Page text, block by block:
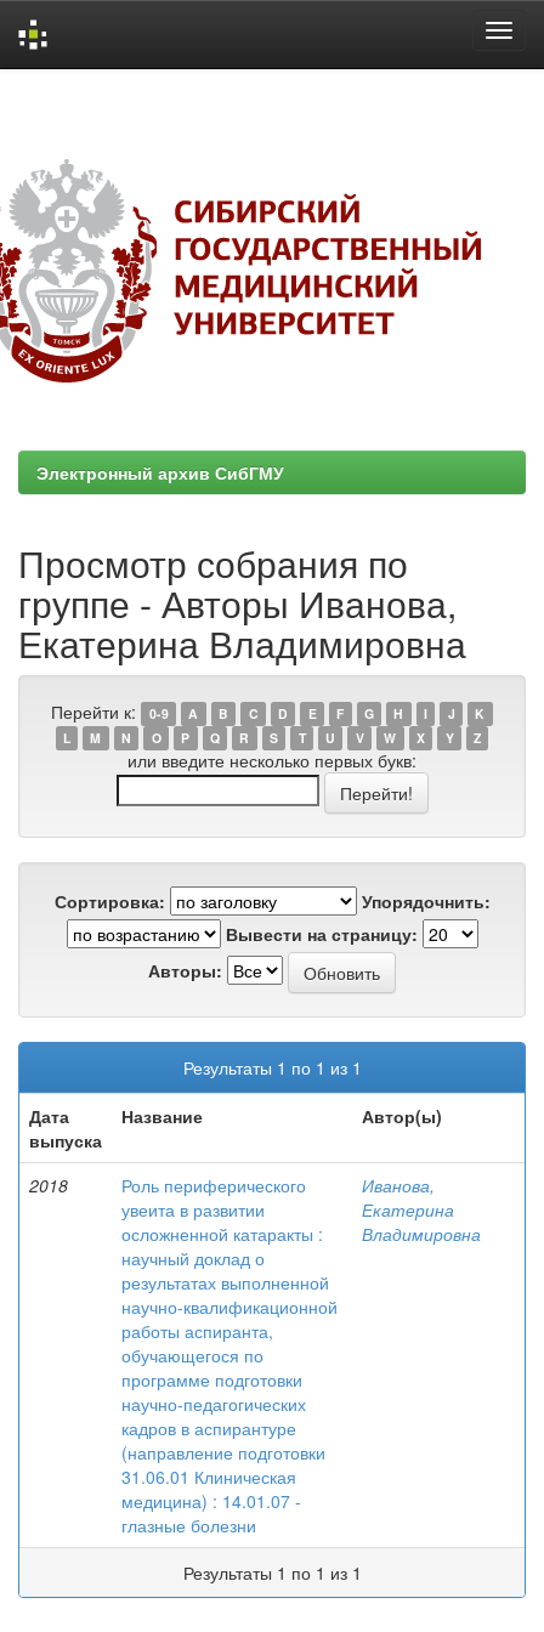
Электронный архив СибГМУ
Просмотр собрания по
группе - Авторы Иванова,
Екатерина Владимировна
Перейти к: 0-9 A B C D E F G H I J
K
L
M N O P Q R S T U V W X Y Z
или введите несколько первых букв:
Сортировка:
Упорядочнить:
Вывести на страницу:
Авторы:
Результаты 1 по 1 из 1
Дата
выпуска
Название Автор(ы)
2018
Роль периферического
увеита в развитии
осложненной катаракты :
научный доклад о
результатах выполненной
научно-квалификационной
работы аспиранта,
обучающегося по
программе подготовки
научно-педагогических
кадров в аспирантуре
(направление подготовки
31.06.01 Клиническая
медицина) : 14.01.07 -
глазные болезни
Иванова,
Екатерина
Владимировна
Результаты 1 по 1 из 1